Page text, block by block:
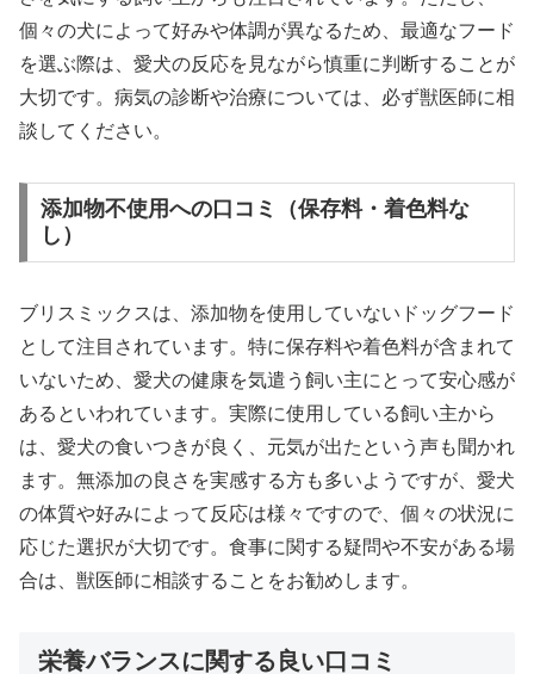
個々の犬によって好みや体調が異なるため、最適なフード
を選ぶ際は、愛犬の反応を見ながら慎重に判断することが
大切です。病気の診断や治療については、必ず獣医師に相
談してください。
添加物不使用への口コミ（保存料・着色料な
し）
ブリスミックスは、添加物を使用していないドッグフード
として注目されています。特に保存料や着色料が含まれて
いないため、愛犬の健康を気遣う飼い主にとって安心感が
あるといわれています。実際に使用している飼い主から
は、愛犬の食いつきが良く、元気が出たという声も聞かれ
ます。無添加の良さを実感する方も多いようですが、愛犬
の体質や好みによって反応は様々ですので、個々の状況に
応じた選択が大切です。食事に関する疑問や不安がある場
合は、獣医師に相談することをお勧めします。
栄養バランスに関する良い口コミ